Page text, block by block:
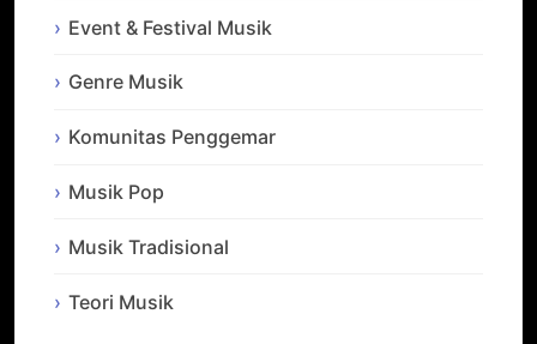
Event & Festival Musik
Genre Musik
Komunitas Penggemar
Musik Pop
Musik Tradisional
Teori Musik